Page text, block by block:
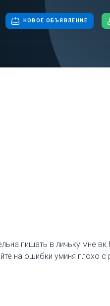
НОВОЕ ОБЪЯВЛЕНИЕ
пишать в личьку мне
на ошибки уминя плохо с